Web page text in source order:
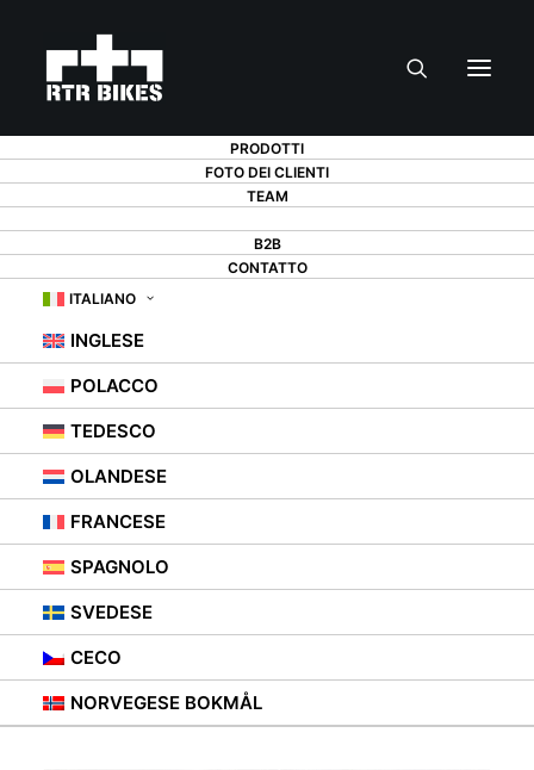
PRODOTTI
FOTO DEI CLIENTI
TEAM
B2B
CONTATTO
ITALIANO
INGLESE
POLACCO
TEDESCO
OLANDESE
FRANCESE
SPAGNOLO
SVEDESE
CECO
NORVEGESE BOKMÅL
RTR Bikes – Blog
sulla bicicletta